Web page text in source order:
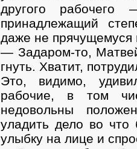
другого
принадлежащий
даже не прячущемуся
— Задаром-то,
гнуть. Хватит,
Это, видимо,
рабочие, в том
недовольны
уладить дело во
улыбку на лице и